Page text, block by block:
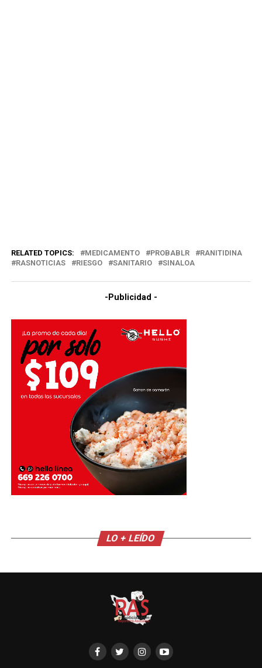
RELATED TOPICS: MEDICAMENTO PROBABLR
RANITIDINA
RASNOTICIAS
RIESGO SANITARIO SINALOA
-Publicidad -
LO + LEÍDO